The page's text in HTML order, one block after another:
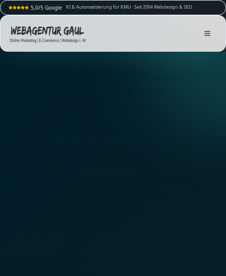
5,0/5 Google KI & Automatisierung für KMU · Seit 2004 Webdesign & SEO